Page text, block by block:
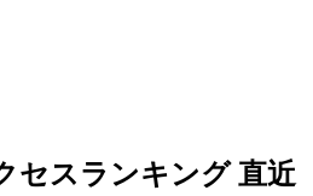
セスランキング 直近